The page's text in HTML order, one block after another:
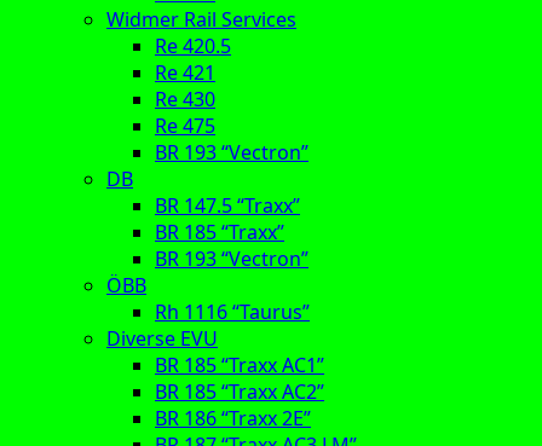
Widmer Rail Services
Re 420.5
Re 421
Re 430
Re 475
BR 193 “Vectron”
DB
BR 147.5 “Traxx”
BR 185 “Traxx”
BR 193 “Vectron”
ÖBB
Rh 1116 “Taurus”
Diverse EVU
BR 185 “Traxx AC1”
BR 185 “Traxx AC2”
BR 186 “Traxx 2E”